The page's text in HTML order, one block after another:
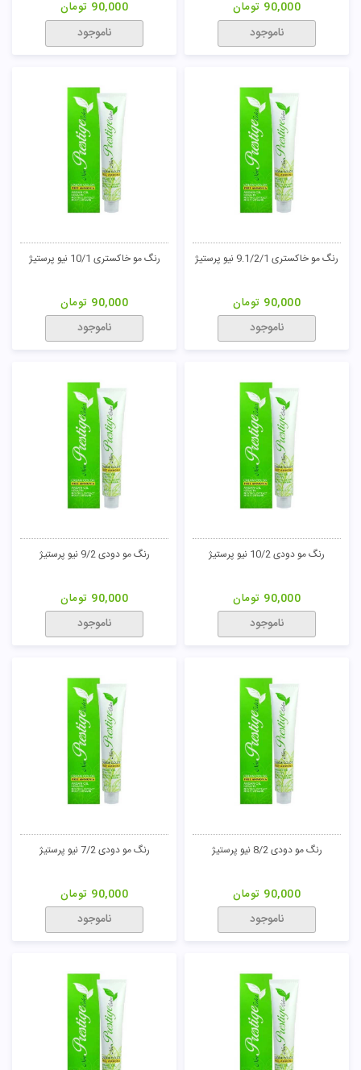
90,000 تومان
ناموجود
90,000 تومان
ناموجود
رنگ مو خاکستری 9.1/2/1 نیو پرستیژ
90,000 تومان
ناموجود
رنگ مو خاکستری 10/1 نیو پرستیژ
90,000 تومان
ناموجود
رنگ مو دودی 10/2 نیو پرستیژ
90,000 تومان
ناموجود
رنگ مو دودی 9/2 نیو پرستیژ
90,000 تومان
ناموجود
رنگ مو دودی 8/2 نیو پرستیژ
90,000 تومان
ناموجود
رنگ مو دودی 7/2 نیو پرستیژ
90,000 تومان
ناموجود